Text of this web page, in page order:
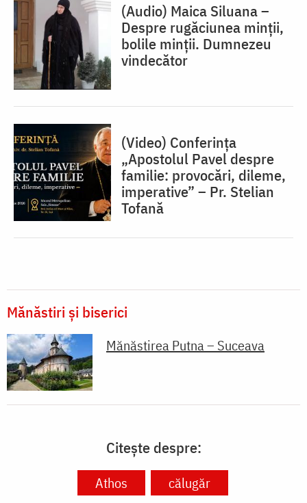
(Audio) Maica Siluana –
Despre rugăciunea minții,
bolile minții. Dumnezeu
vindecător
(Video) Conferința
„Apostolul Pavel despre
familie: provocări, dileme,
imperative” – Pr. Stelian
Tofană
Mănăstiri și biserici
Mănăstirea Putna – Suceava
Citește despre:
Athos călugăr